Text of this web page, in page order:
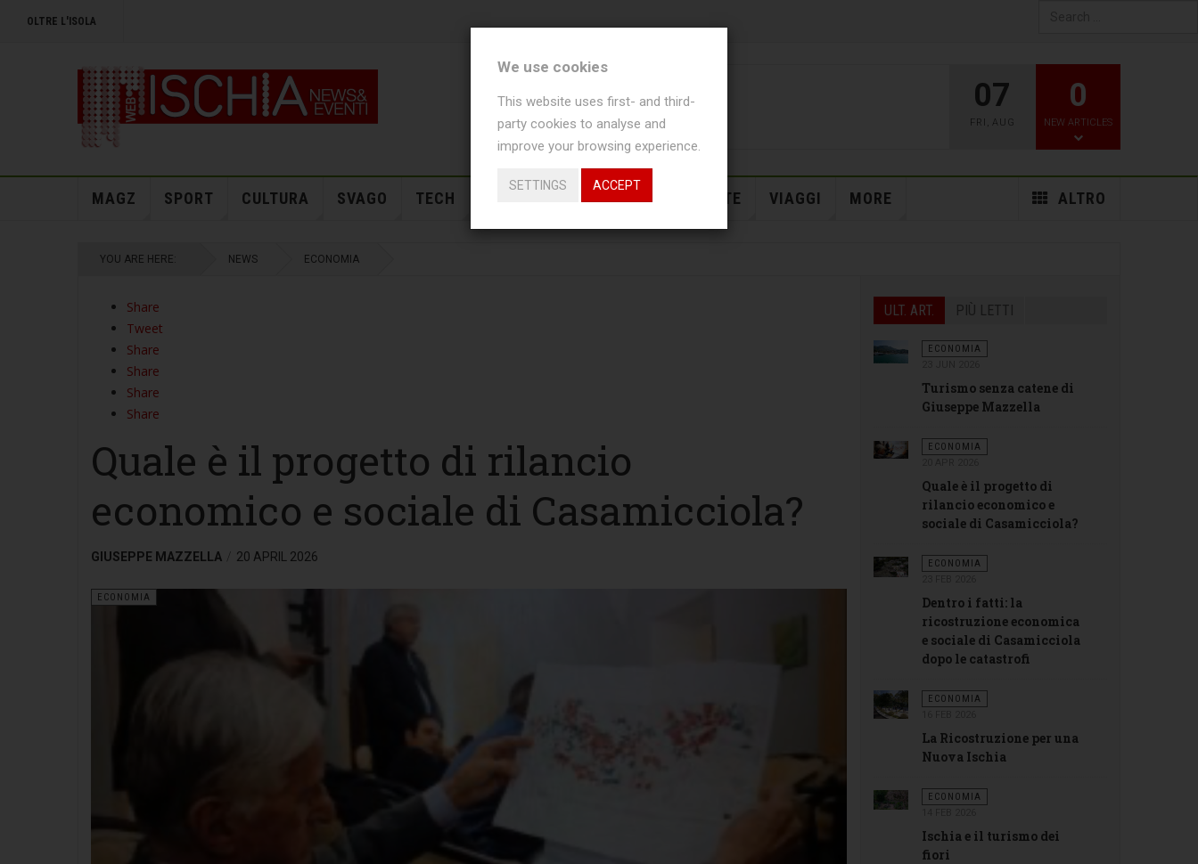
OLTRE L'ISOLA
for results.
07
FRI , AUG
0
NEW ARTICLES
MAGZ SPORT CULTURA SVAGO TECH ALTRO
EVENTI SALUTE VIAGGI MORE
YOU ARE HERE: NEWS ECONOMIA
Share
Tweet
Share
Share
Share
Share
Quale è il progetto di rilancio
economico e sociale di Casamicciola?
GIUSEPPE MAZZELLA 20 APRIL 2026
ECONOMIA
ULT. ART. PIÙ LETTI
ECONOMIA
Turismo senza catene di
Giuseppe Mazzella
ECONOMIA
Quale è il progetto di
rilancio economico e
sociale di Casamicciola?
ECONOMIA
Dentro i fatti: la
ricostruzione economica
e sociale di Casamicciola
dopo le catastrofi
ECONOMIA
La Ricostruzione per una
Nuova Ischia
ECONOMIA
Ischia e il turismo dei
fiori
We use cookies
This website uses first- and third-
party cookies to analyse and
improve your browsing experience.
SETTINGS ACCEPT